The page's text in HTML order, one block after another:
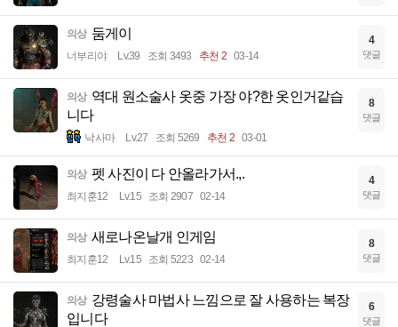
의상 둠게이
너부리야 Lv.39 조회 3493 추천 2 03-14
4
댓글
의상 역대 원소술사 옷중 가장 야?한 옷인거같습
니다
낙사마 Lv.27 조회 5269 추천 2 03-01
8
댓글
의상 펫 사진이 다 안올라가서.,.
최지훈12 Lv.15 조회 2907 02-14
4
댓글
의상 새로나온날개 인게임
최지훈12 Lv.15 조회 5223 02-14
8
댓글
의상 강령술사 마법사 느낌으로 잘 사용하는 복장
입니다
6
댓글